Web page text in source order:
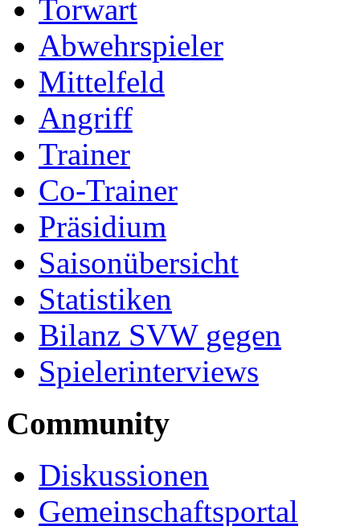
Torwart
Abwehrspieler
Mittelfeld
Angriff
Trainer
Co-Trainer
Präsidium
Saisonübersicht
Statistiken
Bilanz SVW gegen
Spielerinterviews
Community
Diskussionen
Gemeinschaftsportal